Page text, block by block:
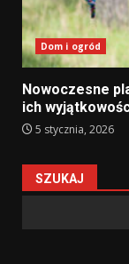
Dom i ogród
Nowoczesne
ich
5 stycznia, 2026
SZUKAJ